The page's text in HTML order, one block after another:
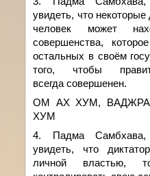
увидеть, что некоторые
человек может
совершенства,
остальных в своём
того, чтобы
всегдасовершенен.
ОМ АХ ХУМ,
ХУМ
4. Падма
увидеть, что
личной властью,